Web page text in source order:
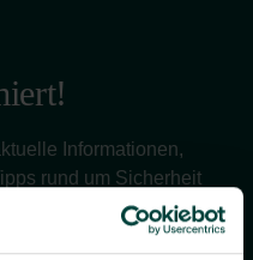
Informationen,
rund um Sicherheit
verständlich, relevant